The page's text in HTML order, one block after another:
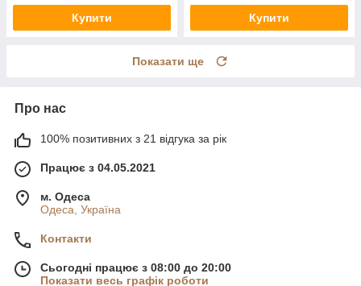
Купити Купити
Показати ще
Про нас
100% позитивних з 21 відгука за рік
Працює з 04.05.2021
м. Одеса
Одеса, Україна
Контакти
Сьогодні працює з 08:00 до 20:00
Показати весь графік роботи